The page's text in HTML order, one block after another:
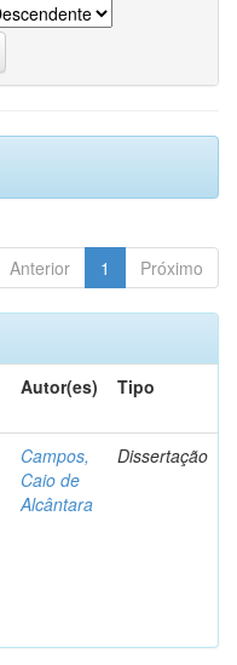
Anterior 1 Próximo
Autor(es) Tipo
Campos,
Caio de
Alcântara
Dissertação